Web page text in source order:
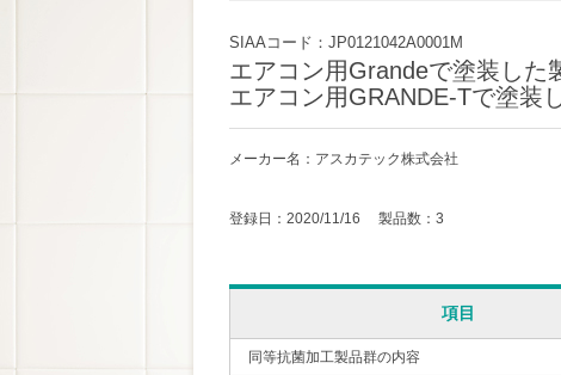
SIAAコード：JP0121042A0001M
エアコン用Grandeで塗装した
エアコン用GRANDE-Tで塗装
メーカー名：アスカテック株式会社
登録日：2020/11/16 製品数：3
項目
同等抗菌加工製品群の内容